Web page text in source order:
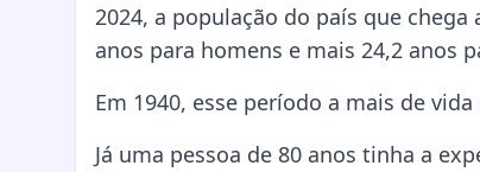
2024, a população do país que chega
anos para homens e mais 24,2 anos
Em 1940, esse período a mais de
Já uma pessoa de 80 anos tinha a